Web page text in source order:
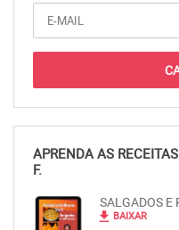
APRENDA AS
F.
SALGADOS E
file_download BAIXAR